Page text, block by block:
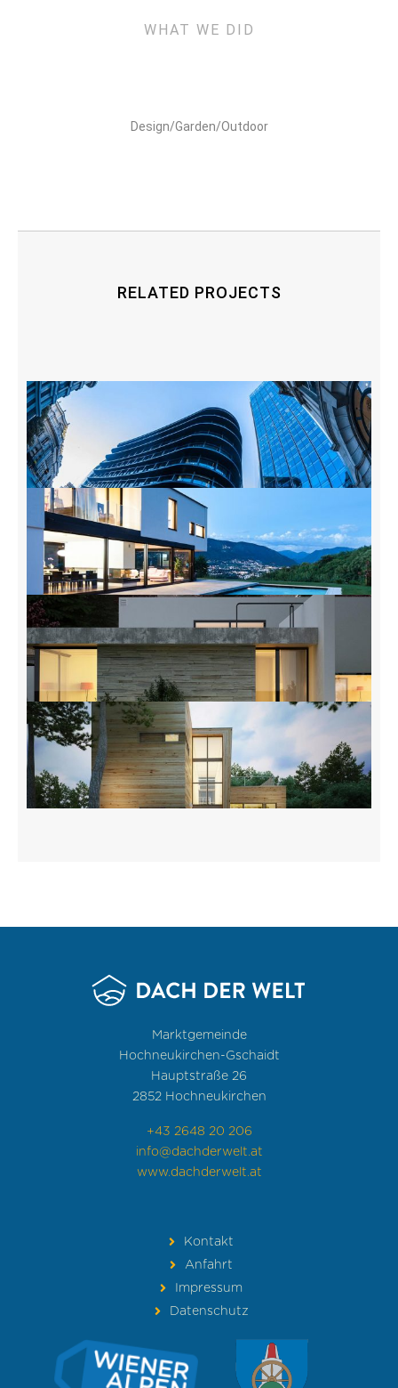
WHAT WE DID
Design/Garden/Outdoor
RELATED PROJECTS
Marktgemeinde
Hochneukirchen-Gschaidt
Hauptstraße 26
2852 Hochneukirchen
+43 2648 20 206
info@dachderwelt.at
www.dachderwelt.at
Kontakt
Anfahrt
Impressum
Datenschutz